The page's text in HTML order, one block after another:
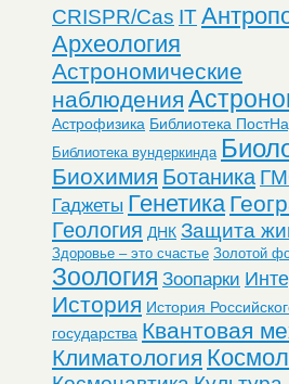
CRISPR/Cas IT
Археология
Астрономические
наблюдения
Астрофизика Библиотека
Библиотека вундеркинда
Биохимия Ботаника
Гаджеты Генетика
Геология ДНК Защита
Здоровье – это счастье Золотой
Зоология Зоопарки
История История
государства Квантовая
Климатология